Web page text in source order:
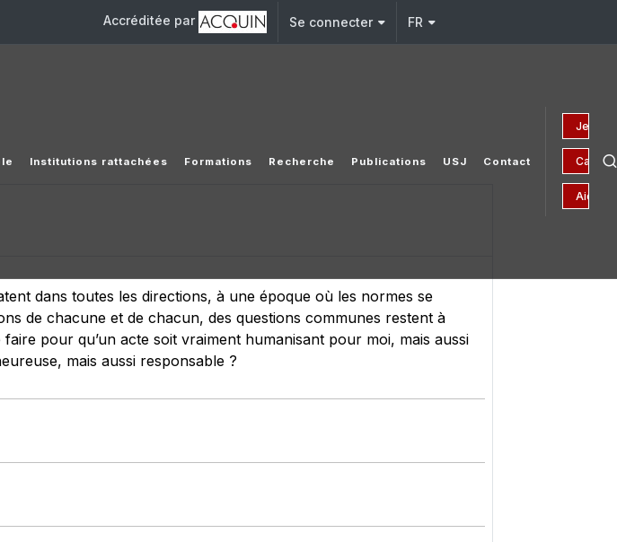
Accréditée par Se connecter FR
Je fais
Aides
Institutions rattachées Formations Recherche Publications USJ Contact
dans toutes les directions, à une époque où les normes se
de chacune et de chacun, des questions communes restent à
pour qu’un acte soit vraiment humanisant pour moi, mais aussi
mais aussi responsable ?